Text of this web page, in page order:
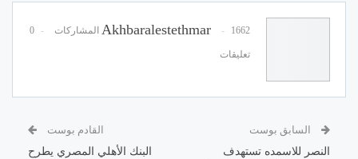
Akhbaralestethmar 1662 المشاركات 0
تعليقات
السابق بوست
النصر للاسمده تستهدف
القادم بوست
البنك الأهلي المصري يطرح